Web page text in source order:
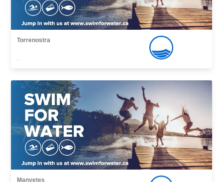
Torrenostra
,
Manyetes